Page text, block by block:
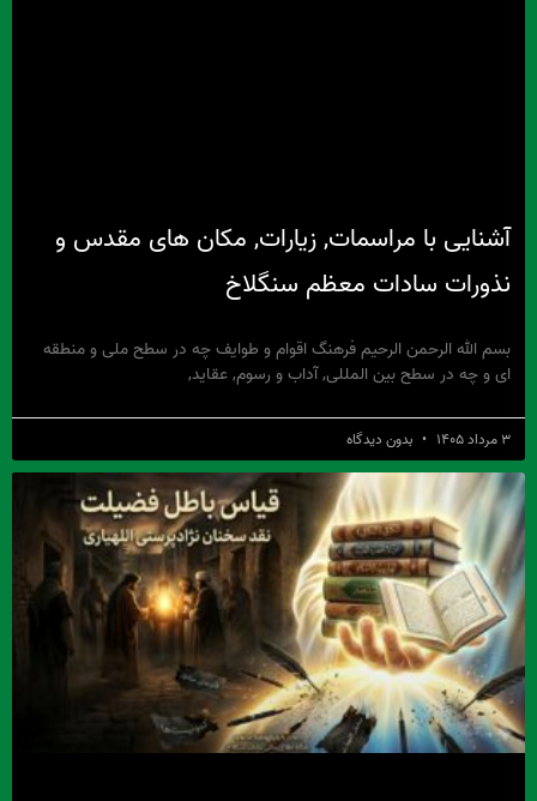
آشنایی با مراسمات, زیارات, مکان های مقدس و
نذورات سادات معظم سنگلاخ
بسم الله الرحمن الرحیم فرهنگ اقوام و طوایف چه در سطح ملی و منطقه
ای و چه در سطح بین المللی, آداب و رسوم, عقاید,
۳ مرداد ۱۴۰۵ بدون دیدگاه